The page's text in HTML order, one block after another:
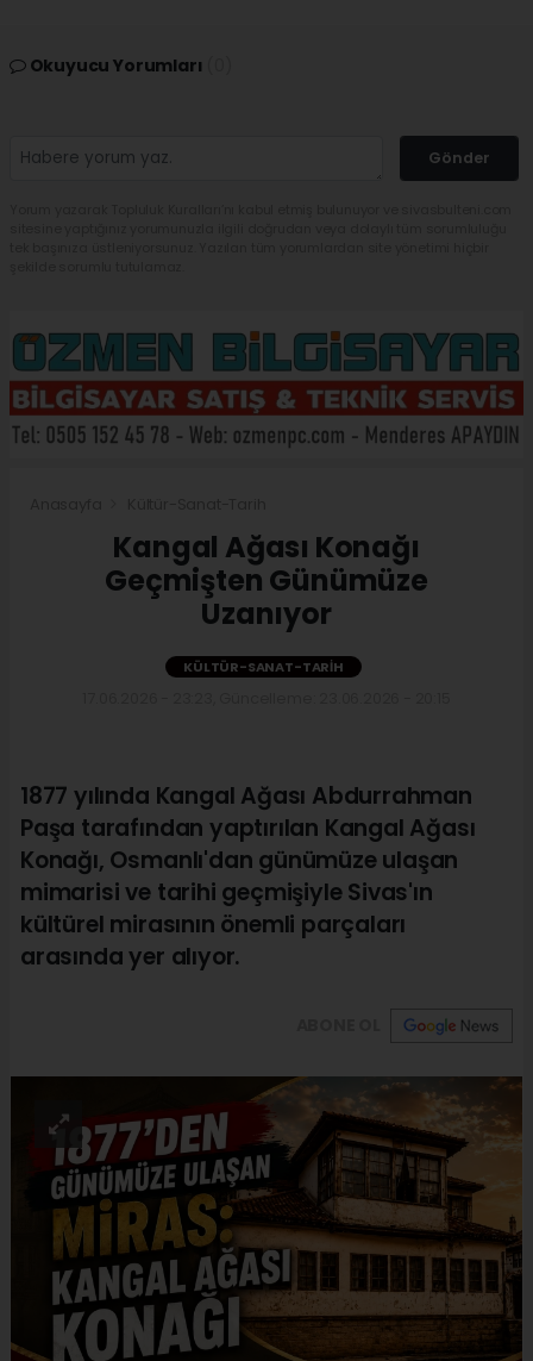
Okuyucu Yorumları
Gönder
Kangal Ağası Konağı
Geçmişten Günümüze
Uzanıyor
KÜLTÜR-SANAT-TARIH
1877 yılında Kangal Ağası Abdurrahman
Paşa tarafından yaptırılan Kangal Ağası
Konağı, Osmanlı'dan günümüze ulaşan
mimarisi ve tarihi geçmişiyle Sivas'ın
kültürel mirasının önemli parçaları
arasında yer alıyor.